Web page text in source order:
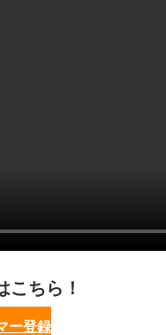
ちら！
ー登録